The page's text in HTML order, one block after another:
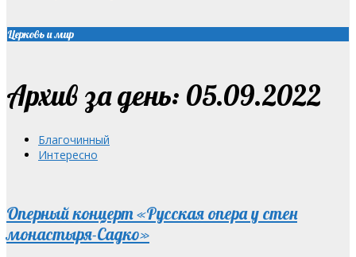
Церковь и мир
Архив за день: 05.09.2022
Благочинный
Интересно
Оперный концерт «Русская опера у стен
монастыря-Садко»